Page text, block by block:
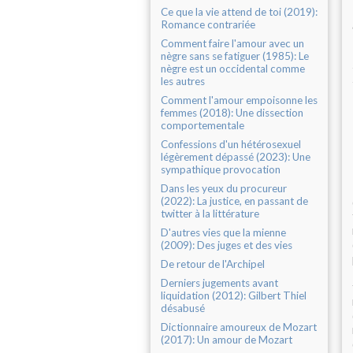
Ce que la vie attend de toi (2019):
Romance contrariée
Comment faire l'amour avec un
nègre sans se fatiguer (1985): Le
nègre est un occidental comme
les autres
Comment l'amour empoisonne les
femmes (2018): Une dissection
comportementale
Confessions d'un hétérosexuel
légèrement dépassé (2023): Une
sympathique provocation
Dans les yeux du procureur
(2022): La justice, en passant de
twitter à la littérature
D'autres vies que la mienne
(2009): Des juges et des vies
De retour de l'Archipel
Derniers jugements avant
liquidation (2012): Gilbert Thiel
désabusé
Dictionnaire amoureux de Mozart
(2017): Un amour de Mozart